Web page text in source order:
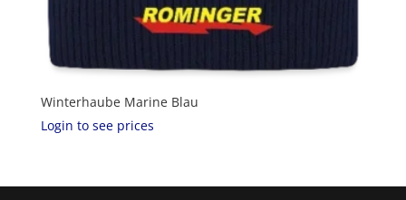
Winterhaube Marine Blau
Login to see prices